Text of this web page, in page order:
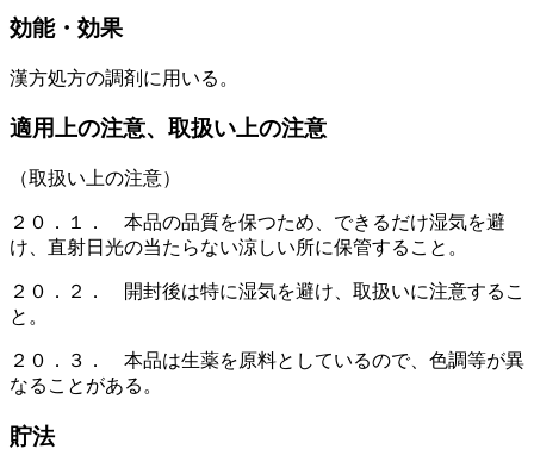
効能・効果
漢方処方の調剤に用いる。
適用上の注意、取扱い上の注意
（取扱い上の注意）
２０．１． 本品の品質を保つため、できるだけ湿気を避
け、直射日光の当たらない涼しい所に保管すること。
２０．２． 開封後は特に湿気を避け、取扱いに注意するこ
と。
２０．３． 本品は生薬を原料としているので、色調等が異
なることがある。
貯法